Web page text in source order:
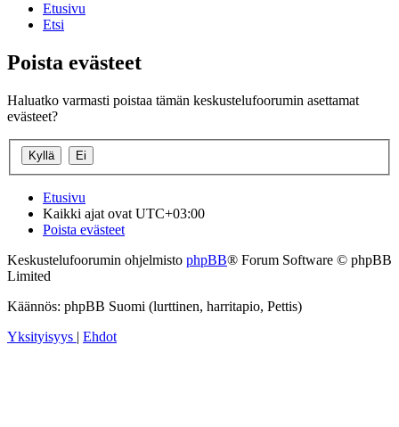
Etusivu
Etsi
Poista evästeet
Haluatko varmasti poistaa tämän keskustelufoorumin asettamat
evästeet?
Etusivu
Kaikki ajat ovat UTC+03:00
Poista evästeet
Keskustelufoorumin ohjelmisto phpBB® Forum Software © phpBB
Limited
Käännös: phpBB Suomi (lurttinen, harritapio, Pettis)
Yksityisyys | Ehdot